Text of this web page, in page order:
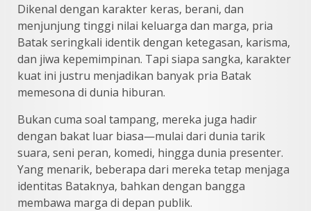
Dikenal dengan karakter keras, berani, dan
menjunjung tinggi nilai keluarga dan marga, pria
Batak seringkali identik dengan ketegasan, karisma,
dan jiwa kepemimpinan. Tapi siapa sangka, karakter
kuat ini justru menjadikan banyak pria Batak
memesona di dunia hiburan.
Bukan cuma soal tampang, mereka juga hadir
dengan bakat luar biasa—mulai dari dunia tarik
suara, seni peran, komedi, hingga dunia presenter.
Yang menarik, beberapa dari mereka tetap menjaga
identitas Bataknya, bahkan dengan bangga
membawa marga di depan publik.